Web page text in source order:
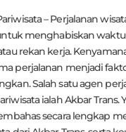
– Perjalanan
menghabiskan
rekan kerja.
perjalanan menjadi
Salah satu agen
ialah Akbar Trans.
secara lengkap